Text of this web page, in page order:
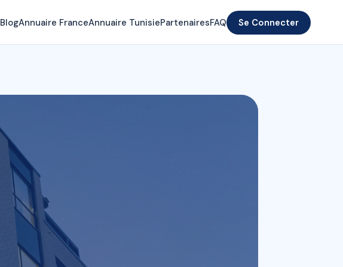
BlogAnnuaire FranceAnnuaire TunisiePartenairesFAQ Se Connecter